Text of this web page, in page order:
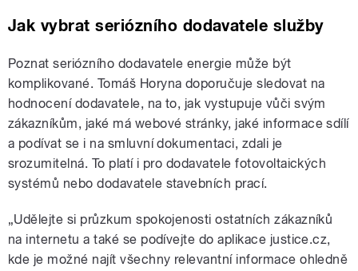
Jak vybrat seriózního dodavatele služby
Poznat seriózního dodavatele energie může být
komplikované. Tomáš Horyna doporučuje sledovat na
hodnocení dodavatele, na to, jak vystupuje vůči svým
zákazníkům, jaké má webové stránky, jaké informace sdílí
a podívat se i na smluvní dokumentaci, zdali je
srozumitelná. To platí i pro dodavatele fotovoltaických
systémů nebo dodavatele stavebních prací.
„Udělejte si průzkum spokojenosti ostatních zákazníků
na internetu a také se podívejte do aplikace justice.cz,
kde je možné najít všechny relevantní informace ohledně